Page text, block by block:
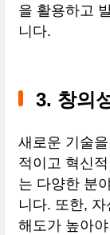
을 활용하고
니다.
3. 창의
새로운 기술
적이고 혁신
는 다양한 분
니다. 또한, 자
해도가 높아